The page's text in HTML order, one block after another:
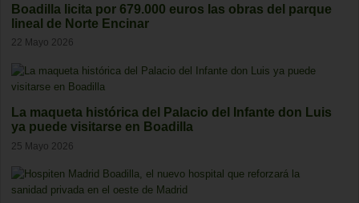
Boadilla licita por 679.000 euros las obras del parque
lineal de Norte Encinar
22 Mayo 2026
La maqueta histórica del Palacio del Infante don Luis
ya puede visitarse en Boadilla
25 Mayo 2026